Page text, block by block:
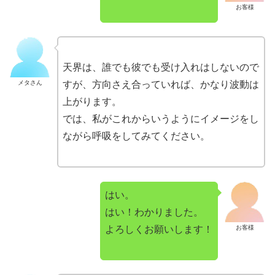
お客様
メタさん
天界は、誰でも彼でも受け入れはしないので
すが、方向さえ合っていれば、かなり波動は
上がります。
では、私がこれからいうようにイメージをし
ながら呼吸をしてみてください。
お客様
はい。
はい！わかりました。
よろしくお願いします！